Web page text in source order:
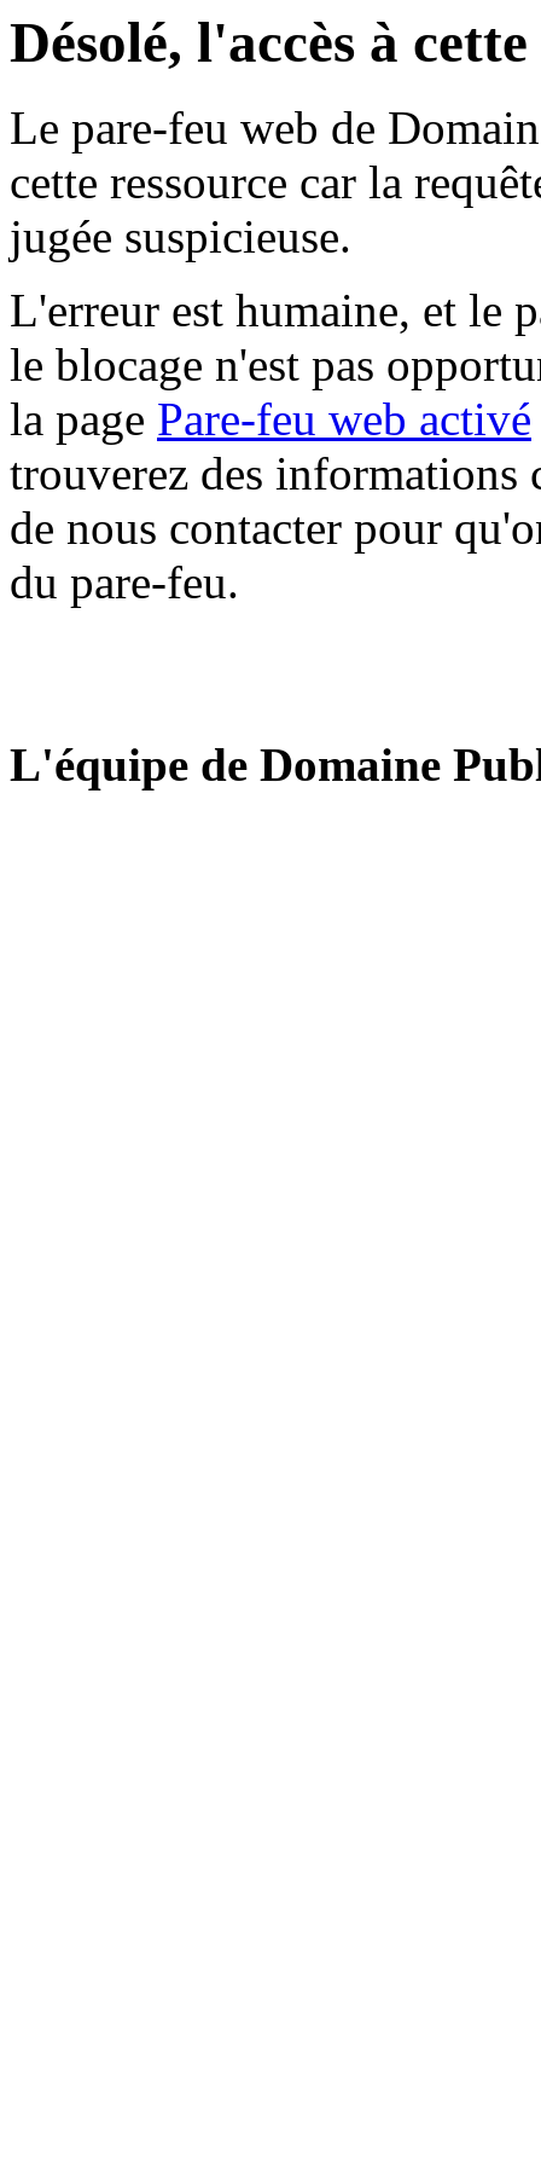
Désolé, l'accès à
Le pare-feu web de
cette ressource car la
jugée suspicieuse.
L'erreur est humaine, et le
le blocage n'est pas
la page Pare-feu web activé
trouverez des informations
de nous contacter pour
du pare-feu.
L'équipe de Domaine